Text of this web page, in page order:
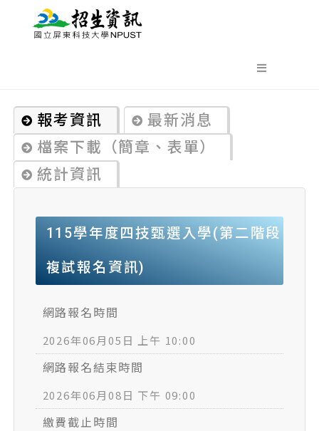
報考資訊
最新消息
檔案下載（簡章、表單）
統計資訊
115學年度四技甄選入學(第二階段
複試報名資訊)
網路報名時間
2026年06月05日 上午 10:00
網路報名結束時間
2026年06月08日 下午 09:00
繳費截止時間